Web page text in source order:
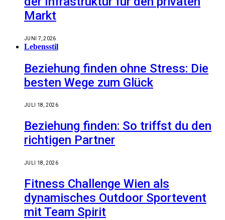
Markt
JUNI 7, 2026
Lebensstil
Beziehung finden ohne Stress: Die
besten Wege zum Glück
JULI 18, 2026
Beziehung finden: So triffst du den
richtigen Partner
JULI 18, 2026
Fitness Challenge Wien als
dynamisches Outdoor Sportevent
mit Team Spirit